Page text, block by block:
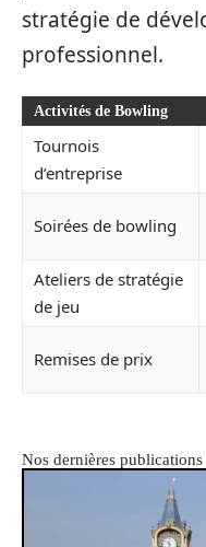
stratégie de
professionnel.
Activités de Bowling
Tournois
d’entreprise
Soirées de bowling
Ateliers de stratégie
de jeu
Remises de prix
Nos dernières publications